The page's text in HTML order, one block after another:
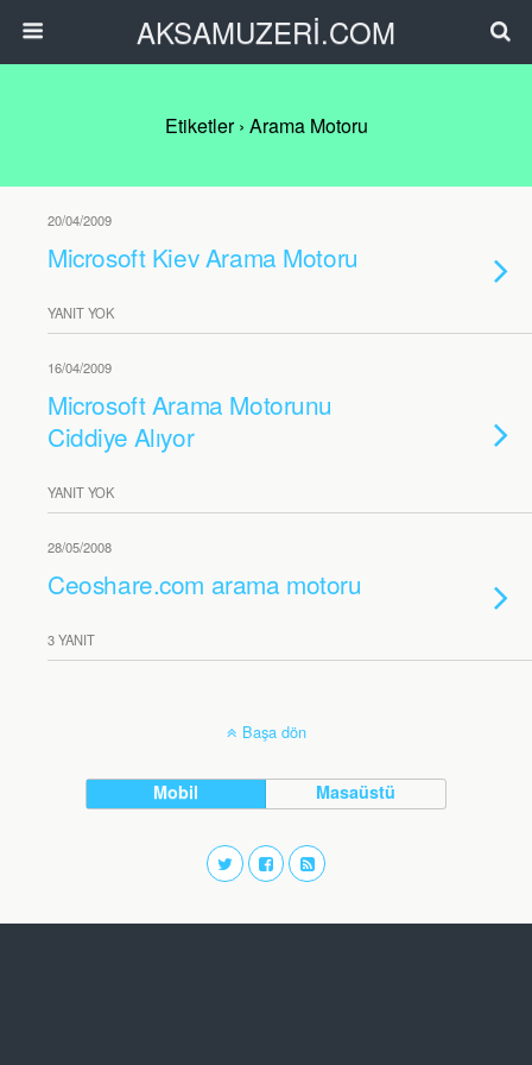
AKSAMUZERİ.COM
Etiketler › Arama Motoru
20/04/2009
Microsoft Kiev Arama Motoru
YANIT YOK
16/04/2009
Microsoft Arama Motorunu
Ciddiye Alıyor
YANIT YOK
28/05/2008
Ceoshare.com arama motoru
3 YANIT
Başa dön
Mobil Masaüstü